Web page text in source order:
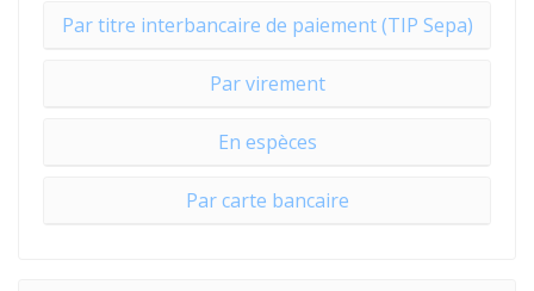
Par titre interbancaire de paiement (TIP Sepa)
Par virement
En espèces
Par carte bancaire